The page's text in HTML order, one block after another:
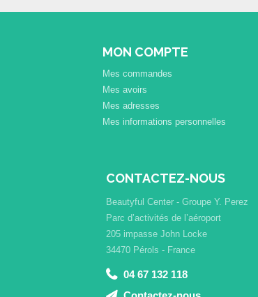
MON COMPTE
Mes commandes
Mes avoirs
Mes adresses
Mes informations personnelles
CONTACTEZ-NOUS
Beautyful Center - Groupe Y. Perez
Parc d’activités de l’aéroport
205 impasse John Locke
34470 Pérols - France
04 67 132 118